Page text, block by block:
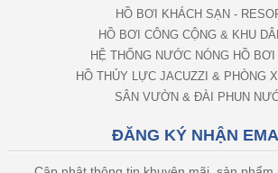
HỒ BƠI KHÁCH SẠN -
HỒ BƠI CÔNG CỘNG & KHU
HỆ THỐNG NƯỚC NÓNG HỒ BƠI
HỒ THỦY LỰC JACUZZI & PHÒNG
SÂN VƯỜN & ĐÀI PHUN
ĐĂNG KÝ NHẬN